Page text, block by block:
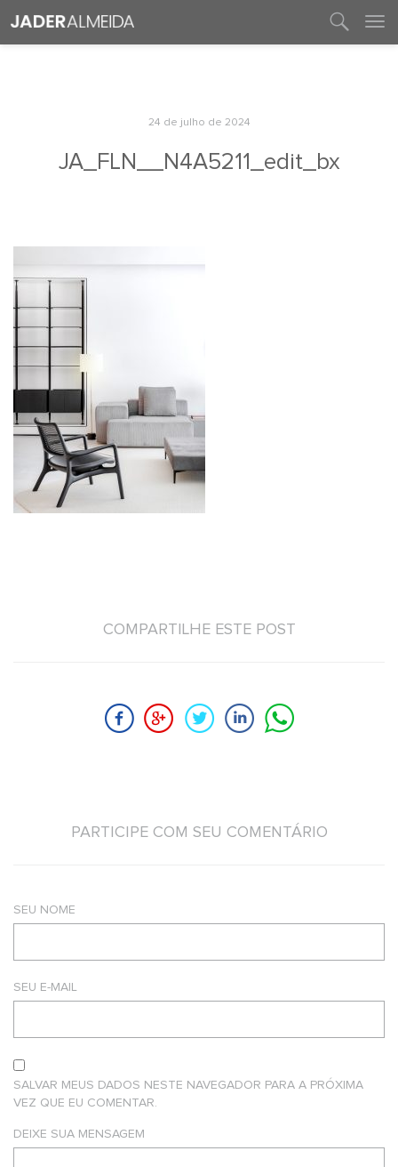
24 de julho de 2024
JA_FLN__N4A5211_edit_bx
COMPARTILHE ESTE POST
PARTICIPE COM SEU COMENTÁRIO
SEU NOME
SEU E-MAIL
SALVAR MEUS DADOS NESTE NAVEGADOR PARA A PRÓXIMA
VEZ QUE EU COMENTAR.
DEIXE SUA MENSAGEM